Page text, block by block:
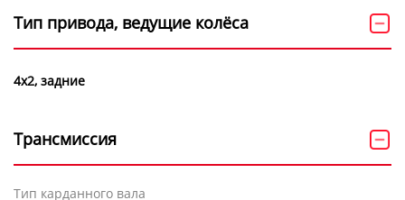
Тип привода, ведущие колёса
4х2, задние
Трансмиссия
Тип карданного вала